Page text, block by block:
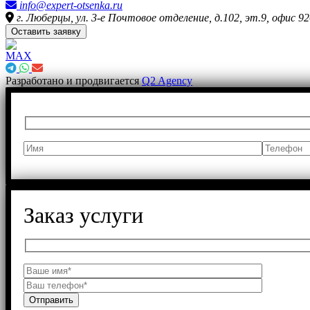
info@expert-otsenka.ru
г. Люберцы, ул. 3-е Почтовое отделение, д.102, эт.9, офис
Оставить заявку
Разработано и продвигаетсяQ2 Agency
Заказ услуги